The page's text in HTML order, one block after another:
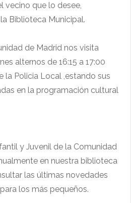
vecino que lo desee,
Biblioteca Municipal.
de Madrid nos visita
alternos de 16:15 a 17:00
la Policia Local ,estando sus
en la programación cultural
y Juvenil de la Comunidad
en nuestra biblioteca
las últimas novedades
los más pequeños.